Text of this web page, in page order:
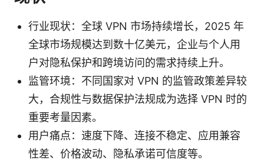
行业现状：全球 VPN 市场持续增长，2025 年
全球市场规模达到数十亿美元，企业与个人用
户对隐私保护和跨境访问的需求持续上升。
监管环境：不同国家对 VPN 的监管政策差异较
大，合规性与数据保护法规成为选择 VPN 时的
重要考量因素。
用户痛点：速度下降、连接不稳定、应用兼容
性差、价格波动、隐私承诺可信度等。